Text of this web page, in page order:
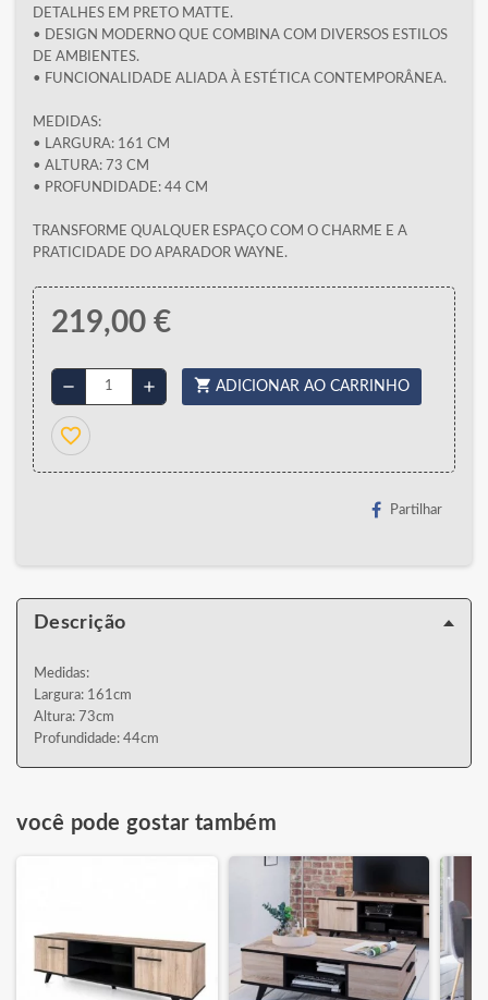
DETALHES EM PRETO MATTE.
• DESIGN MODERNO QUE COMBINA COM DIVERSOS ESTILOS
DE AMBIENTES.
• FUNCIONALIDADE ALIADA À ESTÉTICA CONTEMPORÂNEA.
MEDIDAS:
• LARGURA: 161 CM
• ALTURA: 73 CM
• PROFUNDIDADE: 44 CM
TRANSFORME QUALQUER ESPAÇO COM O CHARME E A
PRATICIDADE DO APARADOR WAYNE.
219,00 €
remove add shopping_cart ADICIONAR AO CARRINHO
favorite_border
Partilhar
Descrição
Medidas:
Largura: 161cm
Altura: 73cm
Profundidade: 44cm
você pode gostar também